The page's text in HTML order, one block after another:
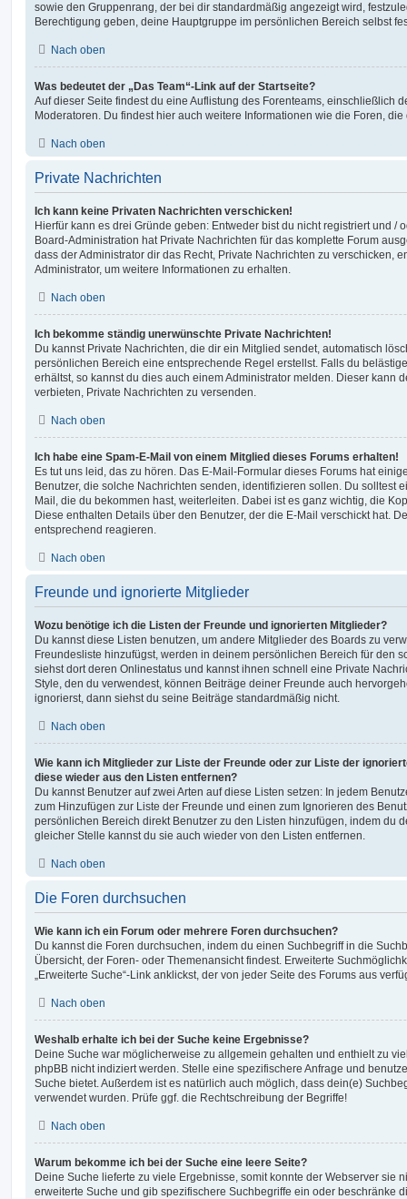
sowie den Gruppenrang, der bei dir standardmäßig angezeigt wird,
Berechtigung geben, deine Hauptgruppe im persönlichen Bereich selbst
Nach oben
Was bedeutet der „Das Team“-Link auf der Startseite?
Auf dieser Seite findest du eine Auflistung des Forenteams, einschließlich
Moderatoren. Du findest hier auch weitere Informationen wie die Foren,
Nach oben
Private Nachrichten
Ich kann keine Privaten Nachrichten verschicken!
Hierfür kann es drei Gründe geben: Entweder bist du nicht registriert und /
Board-Administration hat Private Nachrichten für das komplette Forum
dass der Administrator dir das Recht, Private Nachrichten zu verschicken,
Administrator, um weitere Informationen zu erhalten.
Nach oben
Ich bekomme ständig unerwünschte Private Nachrichten!
Du kannst Private Nachrichten, die dir ein Mitglied sendet, automatisch
persönlichen Bereich eine entsprechende Regel erstellst. Falls du
erhältst, so kannst du dies auch einem Administrator melden. Dieser kann
verbieten, Private Nachrichten zu versenden.
Nach oben
Ich habe eine Spam-E-Mail von einem Mitglied dieses Forums erhalten!
Es tut uns leid, das zu hören. Das E-Mail-Formular dieses Forums hat
Benutzer, die solche Nachrichten senden, identifizieren sollen. Du solltest
Mail, die du bekommen hast, weiterleiten. Dabei ist es ganz wichtig, die
Diese enthalten Details über den Benutzer, der die E-Mail verschickt hat.
entsprechend reagieren.
Nach oben
Freunde und ignorierte Mitglieder
Wozu benötige ich die Listen der Freunde und ignorierten Mitglieder?
Du kannst diese Listen benutzen, um andere Mitglieder des Boards zu
Freundesliste hinzufügst, werden in deinem persönlichen Bereich für den
siehst dort deren Onlinestatus und kannst ihnen schnell eine Private
Style, den du verwendest, können Beiträge deiner Freunde auch
ignorierst, dann siehst du seine Beiträge standardmäßig nicht.
Nach oben
Wie kann ich Mitglieder zur Liste der Freunde oder zur Liste der
diese wieder aus den Listen entfernen?
Du kannst Benutzer auf zwei Arten auf diese Listen setzen: In jedem
zum Hinzufügen zur Liste der Freunde und einen zum Ignorieren des
persönlichen Bereich direkt Benutzer zu den Listen hinzufügen, indem du
gleicher Stelle kannst du sie auch wieder von den Listen entfernen.
Nach oben
Die Foren durchsuchen
Wie kann ich ein Forum oder mehrere Foren durchsuchen?
Du kannst die Foren durchsuchen, indem du einen Suchbegriff in die
Übersicht, der Foren- oder Themenansicht findest. Erweiterte
„Erweiterte Suche“-Link anklickst, der von jeder Seite des Forums aus
Nach oben
Weshalb erhalte ich bei der Suche keine Ergebnisse?
Deine Suche war möglicherweise zu allgemein gehalten und enthielt zu
phpBB nicht indiziert werden. Stelle eine spezifischere Anfrage und
Suche bietet. Außerdem ist es natürlich auch möglich, dass dein(e)
verwendet wurden. Prüfe ggf. die Rechtschreibung der Begriffe!
Nach oben
Warum bekomme ich bei der Suche eine leere Seite?
Deine Suche lieferte zu viele Ergebnisse, somit konnte der Webserver sie
erweiterte Suche und gib spezifischere Suchbegriffe ein oder beschränke